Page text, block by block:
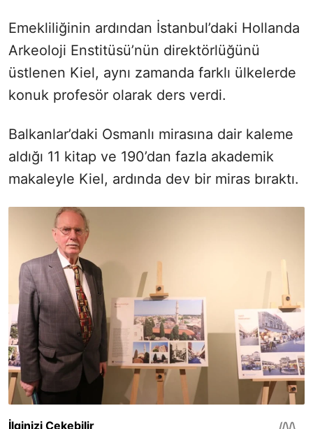
Emekliliğinin ardından İstanbul’daki Hollanda
Arkeoloji Enstitüsü’nün direktörlüğünü
üstlenen Kiel, aynı zamanda farklı ülkelerde
konuk profesör olarak ders verdi.
Balkanlar’daki Osmanlı mirasına dair kaleme
aldığı 11 kitap ve 190’dan fazla akademik
makaleyle Kiel, ardında dev bir miras bıraktı.